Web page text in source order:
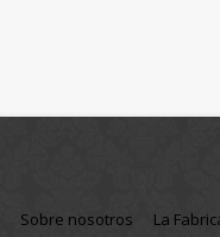
Sobre nosotros
La